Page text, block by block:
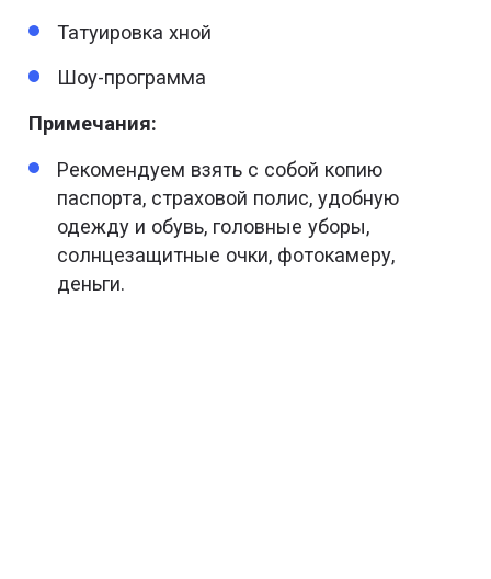
Татуировка хной
Шоу-программа
Примечания:
Рекомендуем взять с собой копию
паспорта, страховой полис, удобную
одежду и обувь, головные уборы,
солнцезащитные очки, фотокамеру,
деньги.